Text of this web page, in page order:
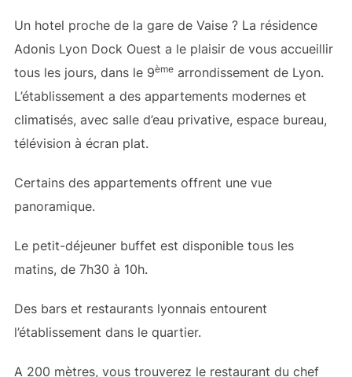
Un hotel proche de la gare de Vaise ? La résidence
Adonis Lyon Dock Ouest a le plaisir de vous accueillir
tous les jours, dans le 9èmearrondissement de Lyon.
L’établissement a des appartements modernes et
climatisés, avec salle d’eau privative, espace bureau,
télévision à écran plat.
Certains des appartements offrent une vue
panoramique.
Le petit-déjeuner buffet est disponible tous les
matins, de 7h30 à 10h.
Des bars et restaurants lyonnais entourent
l’établissement dans le quartier.
A 200 mètres, vous trouverez le restaurant du chef